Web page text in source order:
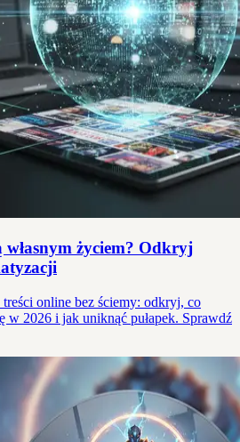
własnym życiem? Odkryj
online bez ściemy: odkryj, co
w 2026 i jak uniknąć pułapek. Sprawdź